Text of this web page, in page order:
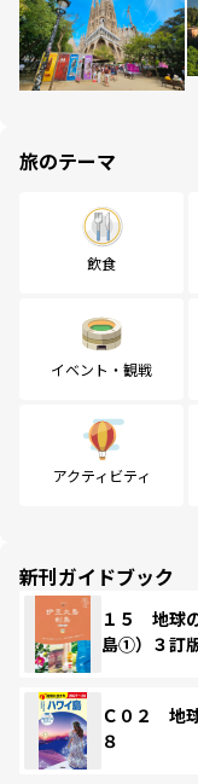
旅のテーマ
飲食
イベント・観戦
アクティビティ
新刊ガイドブック
１５ 地球
島①）３訂
Ｃ０２ 地
８